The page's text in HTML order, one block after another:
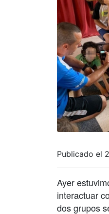
Publicado el
Ayer
interactuar
dos grupos